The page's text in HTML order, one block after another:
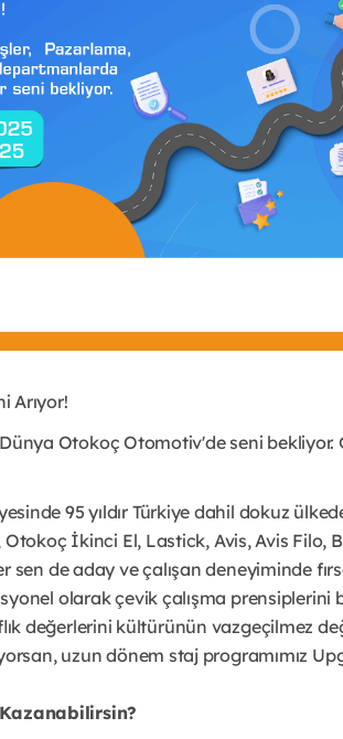
Arıyor!
Otokoç Otomotiv'de seni bekliyor.
95 yıldır Türkiye dahil dokuz
İkinci El, Lastick, Avis, Avis Filo,
de aday ve çalışan deneyiminde
olarak çevik çalışma prensiplerini
değerlerini kültürünün vazgeçilmez
uzun dönem staj programımız